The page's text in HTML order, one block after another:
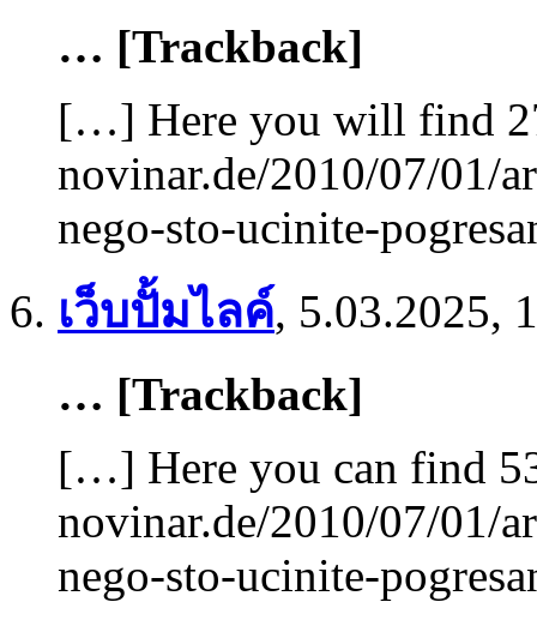
… [Trackback]
[…] Here you will find
novinar.de/2010/07/01/
nego-sto-ucinite-
เว็บปั้มไลค์, 5.03.2025,
… [Trackback]
[…] Here you can find
novinar.de/2010/07/01/
nego-sto-ucinite-